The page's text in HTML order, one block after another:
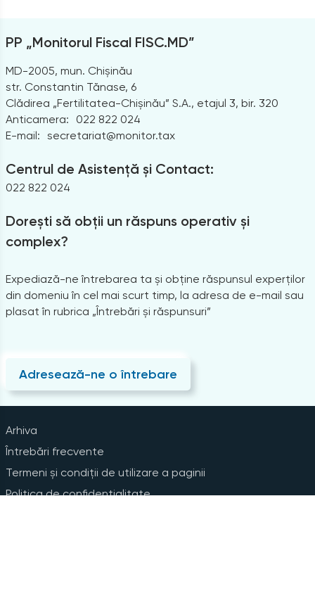
PP „Monitorul Fiscal FISC.MD”
MD-2005, mun. Chișinău
str. Constantin Tănase, 6
Clădirea „Fertilitatea-Chișinău” S.A., etajul 3, bir. 320
Anticamera:
022 822 024
E-mail: secretariat@monitor.tax
Centrul de Asistență și Contact:
022 822 024
Dorești să obții un răspuns operativ și
complex?
Expediază-ne întrebarea ta și obține răspunsul experților
din domeniu în cel mai scurt timp, la adresa de e-mail sau
plasat în rubrica „Întrebări și răspunsuri”
Adresează-ne o întrebare
Arhiva
Întrebări frecvente
Termeni și condiții de utilizare a paginii
Politica de confidențialitate